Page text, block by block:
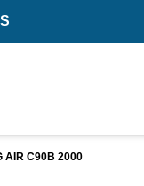
AIR C90B 2000